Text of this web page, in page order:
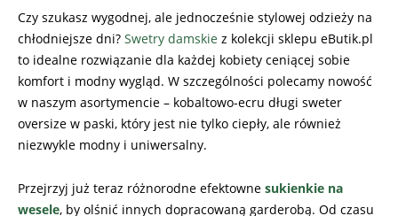
Czy szukasz wygodnej, ale jednocześnie stylowej odzieży na
chłodniejsze dni? Swetry damskie z kolekcji sklepu eButik.pl
to idealne rozwiązanie dla każdej kobiety ceniącej sobie
komfort i modny wygląd. W szczególności polecamy nowość
w naszym asortymencie – kobaltowo-ecru długi sweter
oversize w paski, który jest nie tylko ciepły, ale również
niezwykle modny i uniwersalny.
Przejrzyj już teraz różnorodne efektowne sukienkie na
wesele, by olśnić innych dopracowaną garderobą. Od czasu